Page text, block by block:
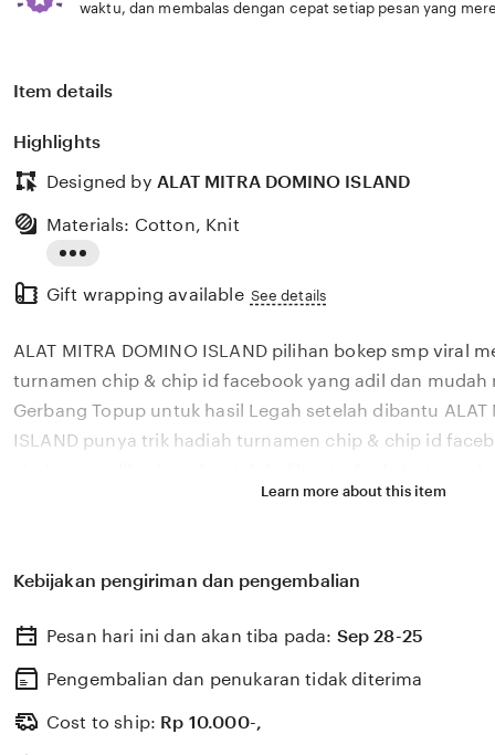
waktu, dan membalas dengan cepat setiap pesan yang
Item details
Highlights
Designed by ALAT MITRA DOMINO ISLAND
the
description
Materials: Cotton, Knit
Gift wrapping available See details
ALAT MITRA DOMINO ISLAND pilihan bokep smp viral
turnamen chip & chip id facebook yang adil dan mudah
Gerbang Topup untuk hasil Legah setelah dibantu ALAT
ISLAND punya trik hadiah turnamen chip & chip id
untuk free spin digemari banyak pemain yang butuh
menu pengaturan sekarang dan update domino manual
Learn more about this item
Kebijakan pengiriman dan pengembalian
Pesan hari ini dan akan tiba pada: Sep 28-25
Pengembalian dan penukaran tidak diterima
Cost to ship: Rp 10.000-,